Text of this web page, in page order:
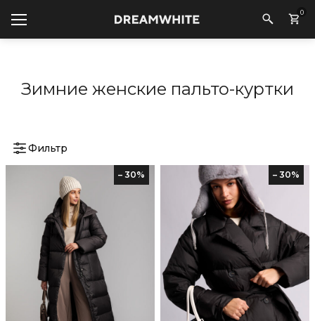
0
Зимние женские пальто-куртки
Фильтр
– 30% – 30%